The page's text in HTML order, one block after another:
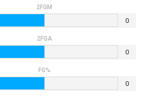
2FGM
0
2FGA
0
FG%
0